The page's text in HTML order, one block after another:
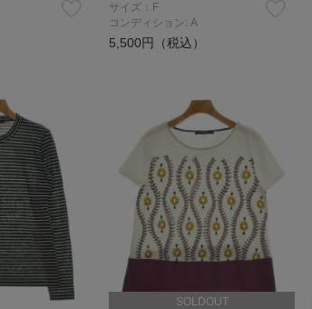
サイズ：F
コンディション: A
5,500円（税込）
SOLDOUT